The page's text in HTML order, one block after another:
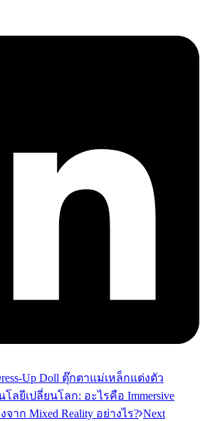
Up Doll ตุ๊กตาแม่เหล็กแต่งตัว
ลยีเปลี่ยนโลก: อะไรคือ Immersive
จาก Mixed Reality อย่างไร? Next